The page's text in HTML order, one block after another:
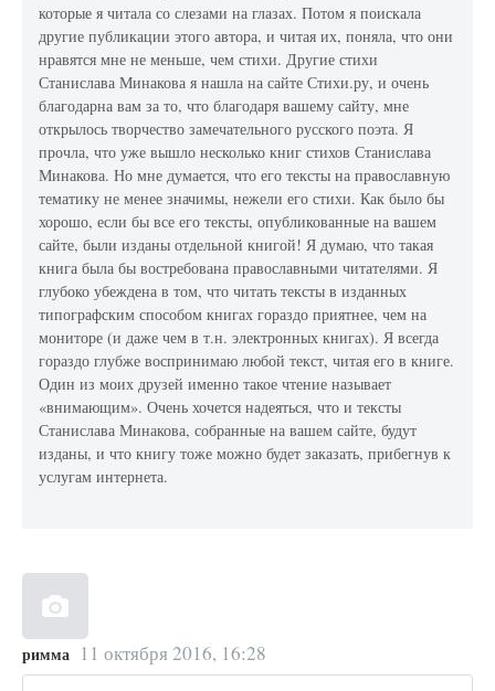
которые я читала со слезами на глазах. Потом я поискала
другие публикации этого автора, и читая их, поняла, что они
нравятся мне не меньше, чем стихи. Другие стихи
Станислава Минакова я нашла на сайте Стихи.ру, и очень
благодарна вам за то, что благодаря вашему сайту, мне
открылось творчество замечательного русского поэта. Я
прочла, что уже вышло несколько книг стихов Станислава
Минакова. Но мне думается, что его тексты на православную
тематику не менее значимы, нежели его стихи. Как было бы
хорошо, если бы все его тексты, опубликованные на вашем
сайте, были изданы отдельной книгой! Я думаю, что такая
книга была бы востребована православными читателями. Я
глубоко убеждена в том, что читать тексты в изданных
типографским способом книгах гораздо приятнее, чем на
мониторе (и даже чем в т.н. электронных книгах). Я всегда
гораздо глубже воспринимаю любой текст, читая его в книге.
Один из моих друзей именно такое чтение называет
«внимающим». Очень хочется надеяться, что и тексты
Станислава Минакова, собранные на вашем сайте, будут
изданы, и что книгу тоже можно будет заказать, прибегнув к
услугам интернета.
римма 11 октября 2016, 16:28